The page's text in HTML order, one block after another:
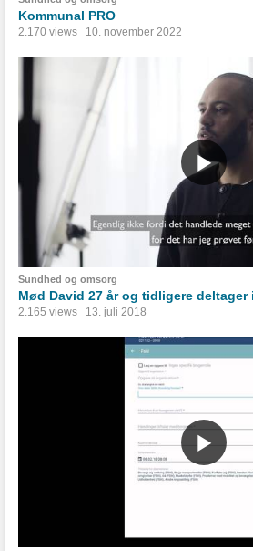
Kommunal PRO
2.170 views 10. november 2022
Sundhed og omsorg
Mød David 27 år og tidligere
2.165 views 13. juli 2018